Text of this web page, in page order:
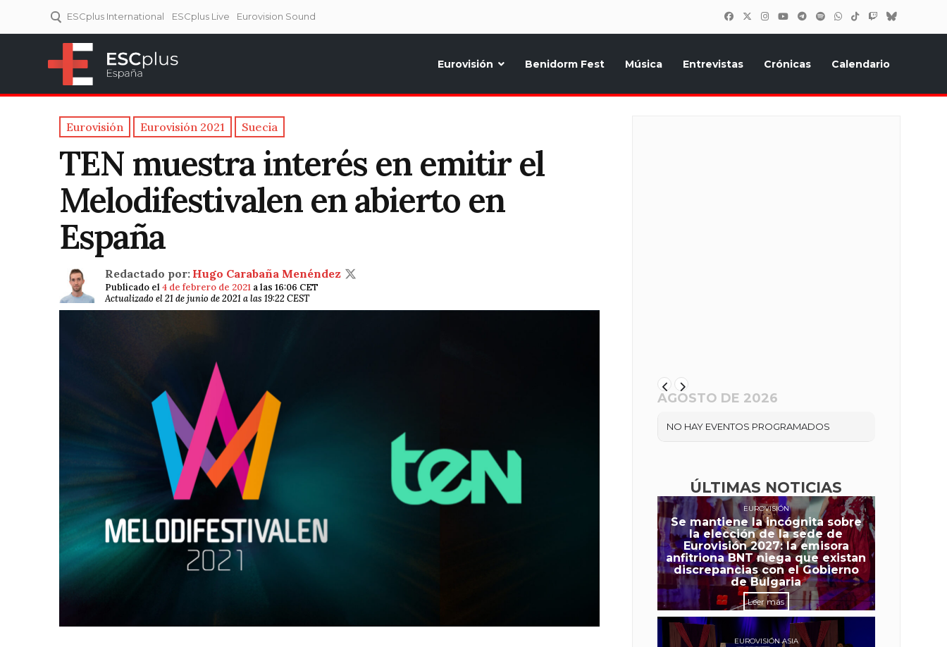
ESCplus International ESCplus Live Eurovision Sound
Eurovisión Benidorm Fest Música Entrevistas Crónicas Calendario
Eurovisión Eurovisión 2021 Suecia
TEN muestra interés en emitir el
Melodifestivalen en abierto en
España
Redactado por: Hugo Carabaña Menéndez
Publicado el4 de febrero de 2021 a las 16:06 CET
Actualizado el 21 de junio de 2021 a las 19:22 CEST
AGOSTO DE 2026
NO HAY EVENTOS PROGRAMADOS
ÚLTIMAS NOTICIAS
EUROVISIÓN
Se mantiene la incógnita sobre
la elección de la sede de
Eurovisión 2027: la emisora
anfitriona BNT niega que existan
discrepancias con el Gobierno
de Bulgaria
Leer más
EUROVISIÓN ASIA